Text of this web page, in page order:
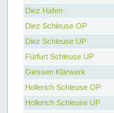
Diez Hafen
Diez Schleuse OP
Diez Schleuse UP
Fürfurt Schleuse UP
Giessen Klärwerk
Hollerich Schleuse OP
Hollerich Schleuse UP